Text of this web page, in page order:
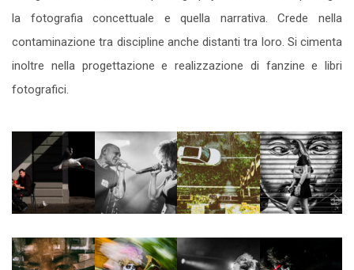
la fotografia concettuale e quella narrativa. Crede nella
contaminazione tra discipline anche distanti tra loro. Si cimenta
inoltre nella progettazione e realizzazione di fanzine e libri
fotografici.